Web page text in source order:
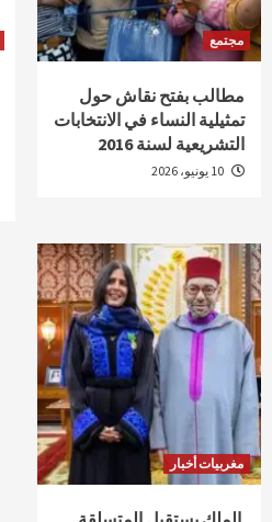
مجتمع
مطالب بفتح نقاش حول
تمثيلية النساء في الانتخابات
التشريعية لسنة 2016
مغربيات أخبار